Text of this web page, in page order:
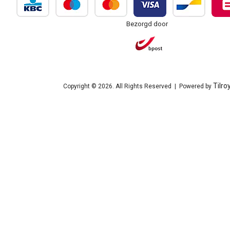
Bezorgd door
Copyright © 2026. All Rights Reserved | Powered by